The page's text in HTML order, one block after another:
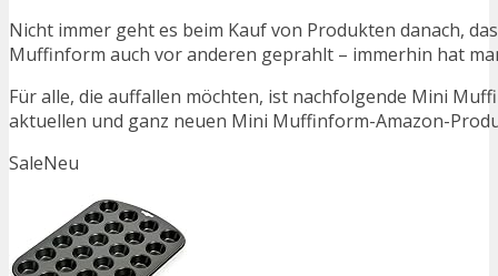
Nicht immer geht es beim Kauf von Produkten danach,
Muffinform auch vor anderen geprahlt – immerhin hat
Für alle, die auffallen möchten, ist nachfolgende Mini
aktuellen und ganz neuen Mini Muffinform-Amazon-
SaleNeu